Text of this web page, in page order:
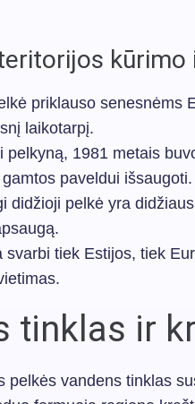
kūrimo
priklauso senesnėms
laikotarpį.
pelkyną, 1981 metais
paveldui išsaugoti.
didžioji pelkė yra
svarbi tiek Estijos, tiek
tinklas ir
pelkės vandens tinklas